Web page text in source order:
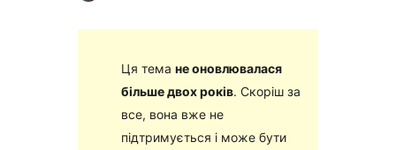
Ця тема не оновлювалася
більше двох років. Скоріш за
все, вона вже не
підтримується і може бути